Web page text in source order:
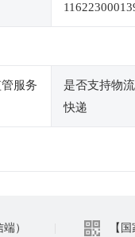
服务
是否支持物流
快递
） 【